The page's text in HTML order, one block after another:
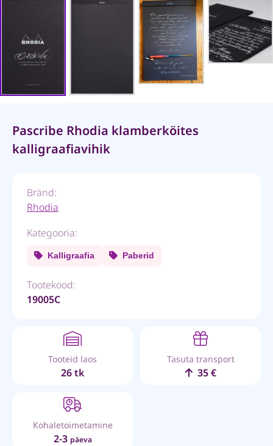
Pascribe Rhodia klamberköites
kalligraafiavihik
Bränd:
Rhodia
Kategooria:
Kalligraafia Paberid
Tootekood:
19005C
Tooteid laos
26 tk
Tasuta transport
35 €
Kohaletoimetamine
2-3 päeva